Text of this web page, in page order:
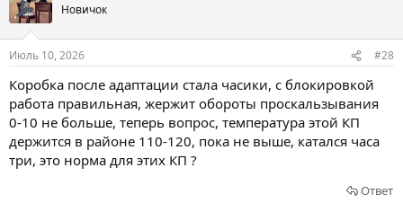
Новичок
Июль 10, 2026 #28
Коробка после адаптации стала часики, с блокировкой
работа правильная, жержит обороты проскальзывания
0-10 не больше, теперь вопрос, температура этой КП
держится в районе 110-120, пока не выше, катался часа
три, это норма для этих КП ?
Ответ